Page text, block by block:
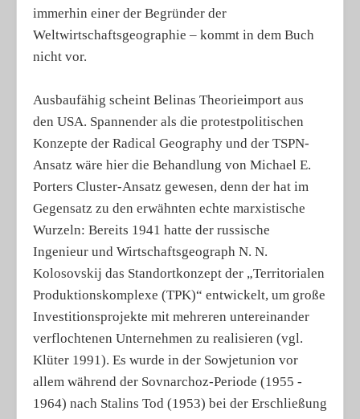
immerhin einer der Begründer der
Weltwirtschaftsgeographie – kommt in dem Buch
nicht vor.
Ausbaufähig scheint Belinas Theorieimport aus
den USA. Spannender als die protestpolitischen
Konzepte der Radical Geography und der TSPN-
Ansatz wäre hier die Behandlung von Michael E.
Porters Cluster-Ansatz gewesen, denn der hat im
Gegensatz zu den erwähnten echte marxistische
Wurzeln: Bereits 1941 hatte der russische
Ingenieur und Wirtschaftsgeograph N. N.
Kolosovskij das Standortkonzept der „Territorialen
Produktionskomplexe (TPK)“ entwickelt, um große
Investitionsprojekte mit mehreren untereinander
verflochtenen Unternehmen zu realisieren (vgl.
Klüter 1991). Es wurde in der Sowjetunion vor
allem während der Sovnarchoz-Periode (1955 -
1964) nach Stalins Tod (1953) bei der Erschließung